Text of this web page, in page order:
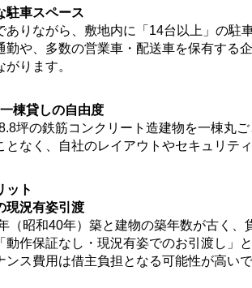
駐車スペース
ありながら、敷地内に「14台以上」の駐
勤や、多数の営業車・配送車を保有する
がります。
棟貸しの自由度
坪の鉄筋コンクリート造建物を一棟丸
となく、自社のレイアウトやセキュリテ
ット
現況有姿引渡
（昭和40年）築と建物の築年数が古く
動作保証なし・現況有姿でのお引渡し」
ンス費用は借主負担となる可能性が高いで